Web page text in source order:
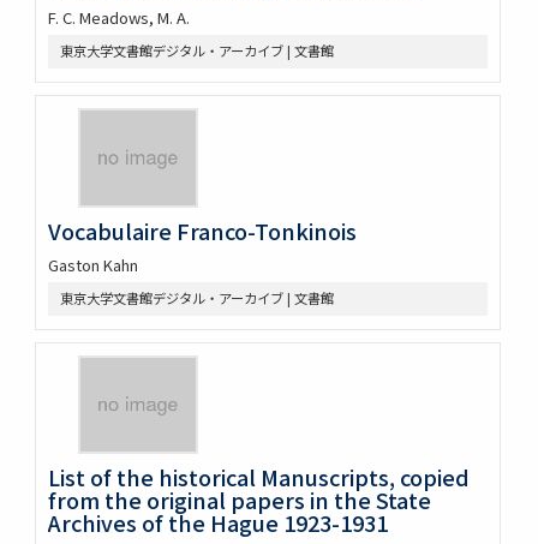
F. C. Meadows, M. A.
東京大学文書館デジタル・アーカイブ | 文書館
Vocabulaire Franco-Tonkinois
Gaston Kahn
東京大学文書館デジタル・アーカイブ | 文書館
List of the historical Manuscripts, copied
from the original papers in the State
Archives of the Hague 1923-1931